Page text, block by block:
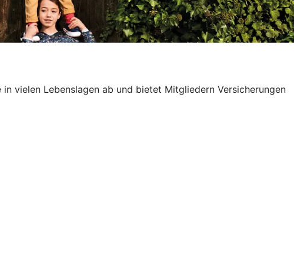
vielen Lebenslagen ab und bietet Mitgliedern Versicherungen